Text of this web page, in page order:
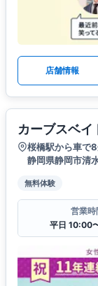
店舗情報
カーブスベイ
桜橋駅から車で
静岡県静岡市清
無料体験
営業時
平日 10:00